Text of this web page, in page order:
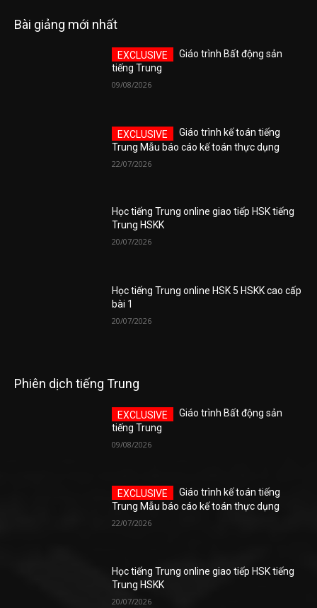
Bài giảng mới nhất
Giáo trình Bất động sản
tiếng Trung
09/08/2026
Giáo trình kế toán tiếng
Trung Mẫu báo cáo kế toán thực dụng
22/07/2026
Học tiếng Trung online giao tiếp HSK tiếng
Trung HSKK
20/07/2026
Học tiếng Trung online HSK 5 HSKK cao cấp
bài 1
20/07/2026
Phiên dịch tiếng Trung
Giáo trình Bất động sản
tiếng Trung
09/08/2026
Giáo trình kế toán tiếng
Trung Mẫu báo cáo kế toán thực dụng
22/07/2026
Học tiếng Trung online giao tiếp HSK tiếng
Trung HSKK
20/07/2026